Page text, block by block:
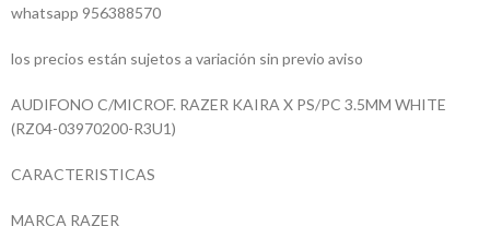
whatsapp 956388570
los precios están sujetos a variación sin previo aviso
AUDIFONO C/MICROF. RAZER KAIRA X PS/PC 3.5MM WHITE
(RZ04-03970200-R3U1)
CARACTERISTICAS
MARCA RAZER